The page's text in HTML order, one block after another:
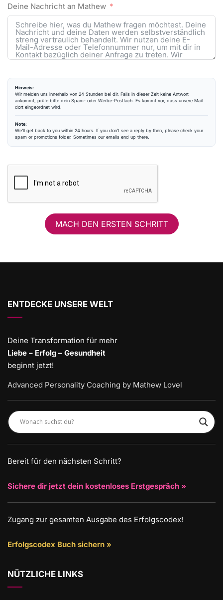
Deine Nachricht an Mathew
Hinweis:
Wir melden uns innerhalb von 24 Stunden bei dir. Falls in dieser Zeit keine Antwort
ankommt, prüfe bitte dein Spam- oder Werbe-Postfach. Es kommt vor, dass unsere Mail
dort eingeordnet wird.
Note:
We’ll get back to you within 24 hours. If you don’t see a reply by then, please check your
spam or promotions folder. Sometimes our emails end up there.
MACH DEN ERSTEN SCHRITT
ENTDECKE UNSERE WELT
Deine Transformation für mehr
Liebe – Erfolg – Gesundheit
beginnt jetzt!
Advanced Personality Coaching by Mathew Lovel
Bereit für den nächsten Schritt?
Sichere dir jetzt dein kostenloses Erstgespräch »
Zugang zur gesamten Ausgabe des Erfolgscodex!
Erfolgscodex Buch sichern »
NÜTZLICHE LINKS